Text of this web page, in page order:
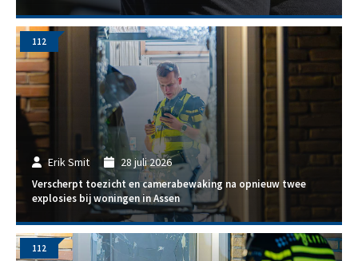
Erik Smit 28 juli 2026
Verscherpt toezicht en camerabewaking na opnieuw twee
explosies bij woningen in Assen
112
112